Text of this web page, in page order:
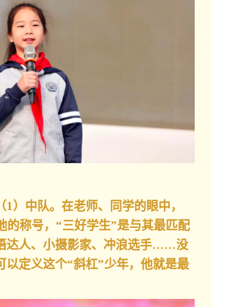
）中队。在老师、同学的眼中，
的称号，“三好学生”是与其最匹配
达人、小摄影家、冲浪选手……没
以定义这个“斜杠”少年，他就是最